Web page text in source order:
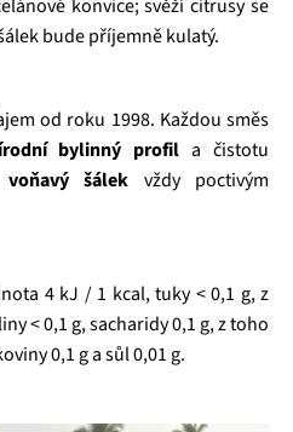
konvice; svěží citrusy se
bude příjemně kulatý.
od roku 1998. Každou směs
bylinný profil a čistotu
voňavý šálek vždy poctivým
4 kJ / 1 kcal, tuky < 0,1 g, z
< 0,1 g, sacharidy 0,1 g, z toho
0,1 g a sůl 0,01 g.